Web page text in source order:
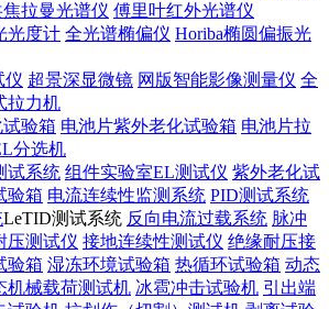
拉曼光谱仪 傅里叶红外光谱仪
光度计 全光谱椭偏仪 Horiba椭圆偏振光
仪 超景深显微镜 网版智能影像测量仪 全
拉力机
验箱 电池片紫外老化试验箱 电池片拉
分选机
试系统 组件实验室EL测试仪 紫外老化试
验箱 电流连续性监测系统 PID测试系统
LeTID测试系统 反向电流过载系统 脉冲
压测试仪 接地连续性测试仪 绝缘耐压接
验箱 湿冻环境试验箱 热循环试验箱 动态
机械载荷测试机 冰雹冲击试验机 引出端